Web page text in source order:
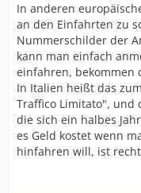
In anderen
an den Einfahrten zu
Nummerschilder der
kann man einfach
einfahren, bekommen
In Italien heißt das
Traffico Limitato", und
die sich ein halbes
es Geld kostet wenn
hinfahren will, ist